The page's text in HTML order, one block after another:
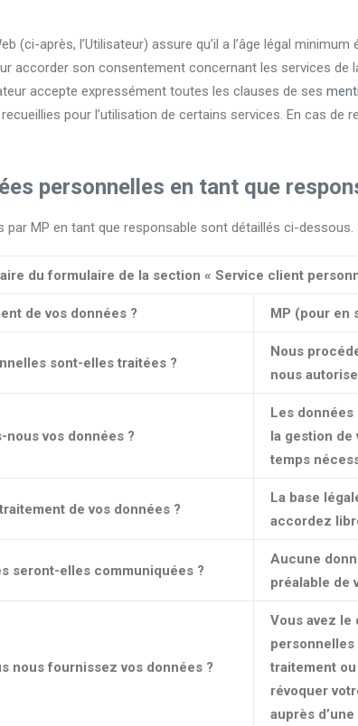
(ci-après, l’Utilisateur) assure qu’il a l’âge légal
accorder son consentement concernant les services de
accepte expressément toutes les clauses de ses
pour l’utilisation de certains services. En cas de
personnelles en tant que
MP en tant que responsable sont détaillés ci-dessous.
du formulaire de la section « Service client
de vos données ? MP (pour en
sont-elles traitées ?
Nous
nous
vos données ?
Les
la gestion de
temps
de vos données ?
La base
accordez
seront-elles communiquées ?
Aucune
préalable de
nous fournissez vos données ?
Vous avez le
personnelles
traitement
révoquer
auprès